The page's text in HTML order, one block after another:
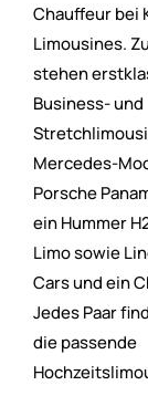
Chauffeur bei
Limousines.
stehen
Business- und
Mercedes-
Porsche
ein Hummer
Limo sowie
Cars und ein
Jedes Paar
die passende